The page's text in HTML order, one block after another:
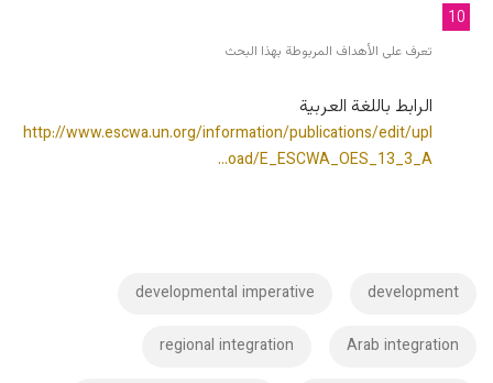
10
تعرف على الأهداف المربوطة بهذا البحث
الرابط باللغة العربية
http://www.escwa.un.org/information/publications/edit/upl
oad/E_ESCWA_OES_13_3_A…
development
developmental imperative
Arab integration
regional integration